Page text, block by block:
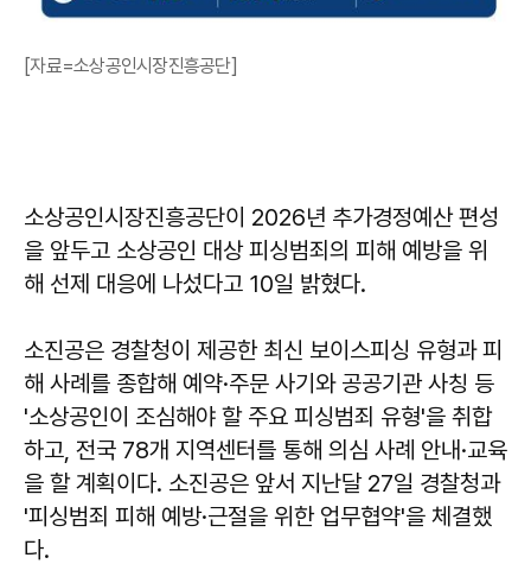
[자료=소상공인시장진흥공단]
소상공인시장진흥공단이 2026년 추가경정예산 편성
을 앞두고 소상공인 대상 피싱범죄의 피해 예방을 위
해 선제 대응에 나섰다고 10일 밝혔다.
소진공은 경찰청이 제공한 최신 보이스피싱 유형과 피
해 사례를 종합해 예약·주문 사기와 공공기관 사칭 등
'소상공인이 조심해야 할 주요 피싱범죄 유형'을 취합
하고, 전국 78개 지역센터를 통해 의심 사례 안내·교육
을 할 계획이다. 소진공은 앞서 지난달 27일 경찰청과
'피싱범죄 피해 예방·근절을 위한 업무협약'을 체결했
다.